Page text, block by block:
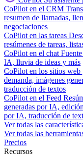
CoPilot en el CRM
resumen de llamadas,
negociaciones
CoPilot en las tareas
resúmenes de tareas,
CoPilot en el chat
IA, lluvia de ideas y más
CoPilot en los sitios web
demanda, imágenes
traducción de textos
CoPilot en el Feed
generadas por IA,
por IA, traducción de
Ver todas las
Ver todas las
Precios
Recursos